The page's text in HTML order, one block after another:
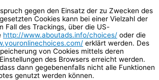
gegen den Einsatz der zu Zwecken des
Cookies kann bei einer Vielzahl der
Fall des Trackings, über die US-
http://www.aboutads.info/choices/ oder die
erklärt werden. Des
von Cookies mittels deren
des Browsers erreicht werden.
dann gegebenenfalls nicht alle Funktionen
genutzt werden können.